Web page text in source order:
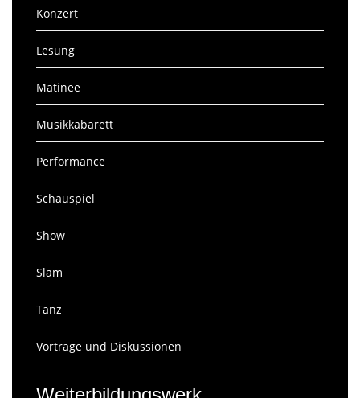
Konzert
Lesung
Matinee
Musikkabarett
Performance
Schauspiel
Show
Slam
Tanz
Vorträge und Diskussionen